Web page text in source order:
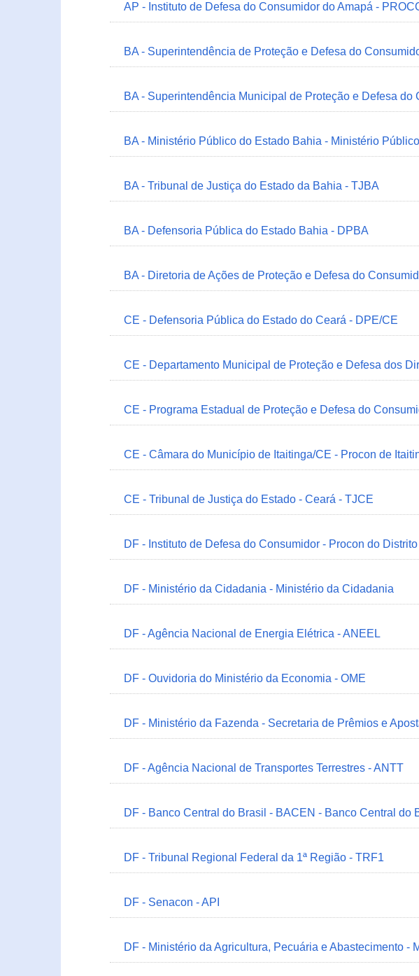
AP - Instituto de Defesa do Consumidor do Amapá -
BA - Superintendência de Proteção e Defesa do
BA - Superintendência Municipal de Proteção e Defesa
BA - Ministério Público do Estado Bahia - Ministério
BA - Tribunal de Justiça do Estado da Bahia - TJBA
BA - Defensoria Pública do Estado Bahia - DPBA
BA - Diretoria de Ações de Proteção e Defesa do
CE - Defensoria Pública do Estado do Ceará - DPE/CE
CE - Departamento Municipal de Proteção e Defesa dos
CE - Programa Estadual de Proteção e Defesa do
CE - Câmara do Município de Itaitinga/CE - Procon de
CE - Tribunal de Justiça do Estado - Ceará - TJCE
DF - Instituto de Defesa do Consumidor - Procon do Distrito
DF - Ministério da Cidadania - Ministério da Cidadania
DF - Agência Nacional de Energia Elétrica - ANEEL
DF - Ouvidoria do Ministério da Economia - OME
DF - Ministério da Fazenda - Secretaria de Prêmios e
DF - Agência Nacional de Transportes Terrestres - ANTT
DF - Banco Central do Brasil - BACEN - Banco Central do
DF - Tribunal Regional Federal da 1ª Região - TRF1
DF - Senacon - API
DF - Ministério da Agricultura, Pecuária e Abastecimento -